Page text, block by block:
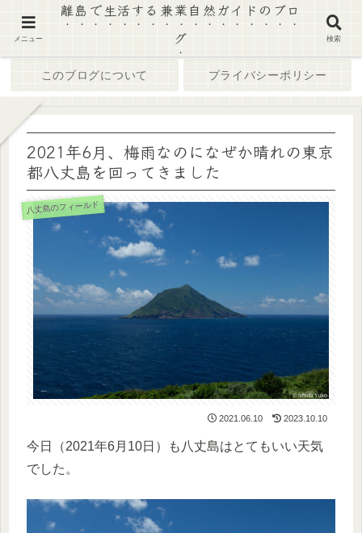
このブログについて プライバシーポリシー
2021年6月、梅雨なのになぜか晴れの東京
都八丈島を回ってきました
八丈島のフィールド
2021.06.10 2023.10.10
今日（2021年6月10日）も八丈島はとてもいい天気
でした。
メニュー
離島で生活する兼業自然ガイドのブロ
グ
検索